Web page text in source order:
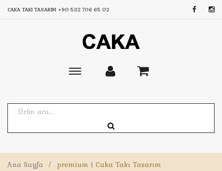
CAKA TAKI TASARIM +90 532 706 65 02
Toggle
Ana Sayfa / premium | Caka Takı Tasarım